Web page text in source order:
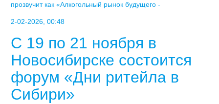
прозвучит как «Алкогольный рынок будущего -
2-02-2026, 00:48
С 19 по 21 ноября в
Новосибирске состоится
форум «Дни ритейла в
Сибири»